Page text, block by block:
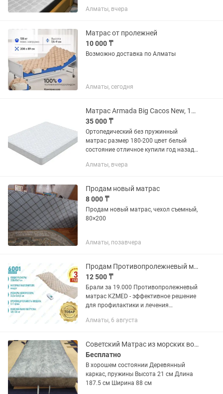
Односпальные 25000тг Полуторки В
наличии 160-200 & 180-200 Все
Доставка по городу и пригороду
Алматы, вчера
Матрас от пролежней
10 000 ₸
Возможно доставка по Алматы
Алматы, сегодня
Матрас Armada Big Cacos New, 160x200x20 см
35 000 ₸
Ортопедический без пружинный
матрас размер 180-200 цвет белый
состояние отличное купили год назад
не мягкий не жесткий очень удобный
Алматы, вчера
Продам новый матрас
8 000 ₸
Продам новый матрас, чехол съемный,
80×200
Алматы, позавчера
Продам Противопролежневый матрас
12 500 ₸
Брали за 19.000 Противопролежневый
матрас KZMED - эффективное решение
для профилактики и лечения
максимальный комфорт и поддержку в
Особенности: -...
Алматы, 6 августа
Советский Матрас из морских водорослей
Бесплатно
В хорошем состоянии Деревянный
каркас, пружины Высота 21 см Длина
187.5 см Ширина 88 см